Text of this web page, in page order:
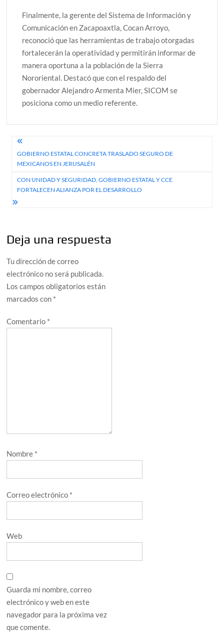
Finalmente, la gerente del Sistema de Información y
Comunicación en Zacapoaxtla, Cocan Arroyo,
reconoció que las herramientas de trabajo otorgadas
fortalecerán la operatividad y permitirán informar de
manera oportuna a la población de la Sierra
Nororiental. Destacó que con el respaldo del
gobernador Alejandro Armenta Mier, SICOM se
posiciona como un medio referente.
Navegación
de
entradas
GOBIERNO ESTATAL CONCRETA TRASLADO SEGURO DE
MEXICANOS EN JERUSALÉN
CON UNIDAD Y SEGURIDAD, GOBIERNO ESTATAL Y CCE
FORTALECEN ALIANZA POR EL DESARROLLO
Deja una respuesta
Tu dirección de correo
electrónico no será publicada.
Los campos obligatorios están
marcados con *
Comentario *
Nombre *
Correo electrónico *
Web
Guarda mi nombre, correo
electrónico y web en este
navegador para la próxima vez
que comente.